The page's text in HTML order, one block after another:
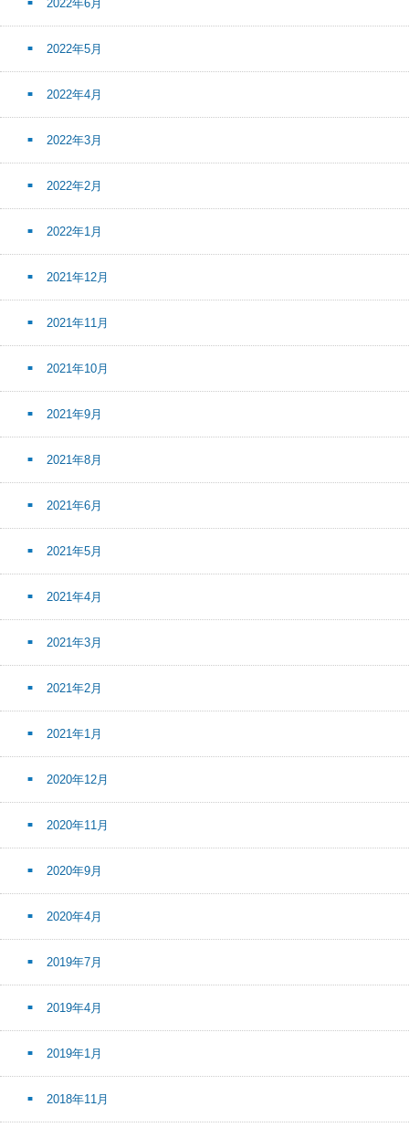
2022年6月
2022年5月
2022年4月
2022年3月
2022年2月
2022年1月
2021年12月
2021年11月
2021年10月
2021年9月
2021年8月
2021年6月
2021年5月
2021年4月
2021年3月
2021年2月
2021年1月
2020年12月
2020年11月
2020年9月
2020年4月
2019年7月
2019年4月
2019年1月
2018年11月